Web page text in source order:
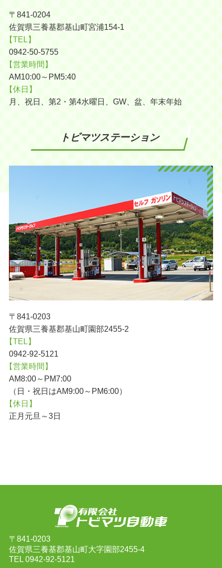
〒841-0204
佐賀県三養基郡基山町宮浦154-1
【TEL】
0942-50-5755
【営業時間】
AM10:00～PM5:40
【休日】
月、祝日、第2・第4水曜日、GW、盆、年末年始
トビマツステーション
〒841-0203
佐賀県三養基郡基山町園部2455-2
【TEL】
0942-92-5121
【営業時間】
AM8:00～PM7:00
（日・祝日はAM9:00～PM6:00）
【休日】
正月元旦～3日
〒841-0203
佐賀県三養基郡基山町大字園部2455-4
TEL 0942-92-5121